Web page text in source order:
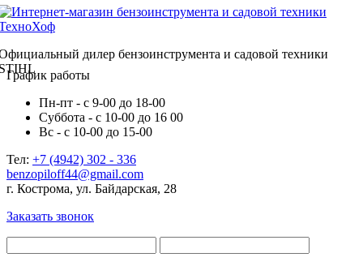
дилер бензоинструмента и садовой техники
График работы
Пн-пт - с 9-00 до 18-00
Суббота - с 10-00 до 16 00
Вс - с 10-00 до 15-00
Тел: +7 (4942) 302 - 336
benzopiloff44@gmail.com
г. Кострома, ул. Байдарская, 28
Заказать звонок